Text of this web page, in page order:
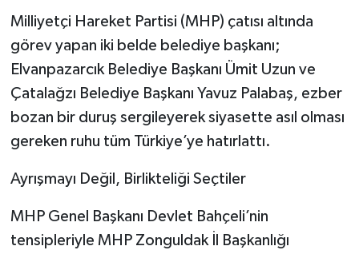
​Milliyetçi Hareket Partisi (MHP) çatısı altında
görev yapan iki belde belediye başkanı;
Elvanpazarcık Belediye Başkanı Ümit Uzun ve
Çatalağzı Belediye Başkanı Yavuz Palabaş, ezber
bozan bir duruş sergileyerek siyasette asıl olması
gereken ruhu tüm Türkiye’ye hatırlattı.
​Ayrışmayı Değil, Birlikteliği Seçtiler
​MHP Genel Başkanı Devlet Bahçeli’nin
tensipleriyle MHP Zonguldak İl Başkanlığı